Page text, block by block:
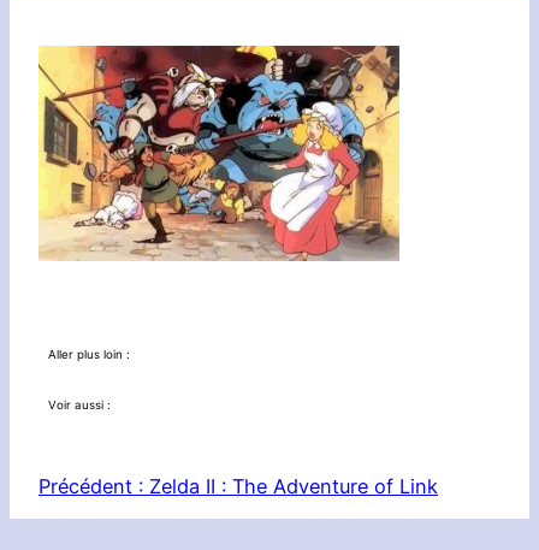
Aller plus loin :
Voir aussi :
Précédent : Zelda II : The Adventure of Link